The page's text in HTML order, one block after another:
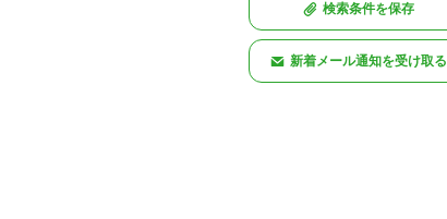
検索条件を保存
新着メール通知を受け取る